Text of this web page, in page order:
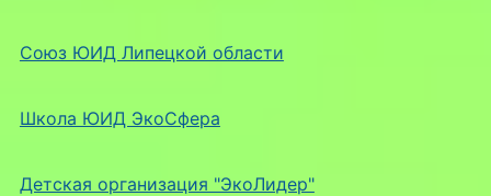
Союз ЮИД Липецкой области
Школа ЮИД ЭкоСфера
Детская организация "ЭкоЛидер"